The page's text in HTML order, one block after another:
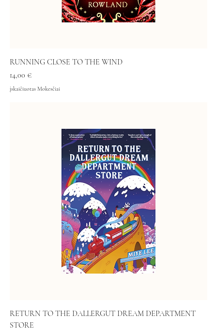
RUNNING CLOSE TO THE WIND
Kaina
14,00 €
įskaičiuotas Mokesčiai
RETURN TO THE DALLERGUT DREAM DEPARTMENT
STORE